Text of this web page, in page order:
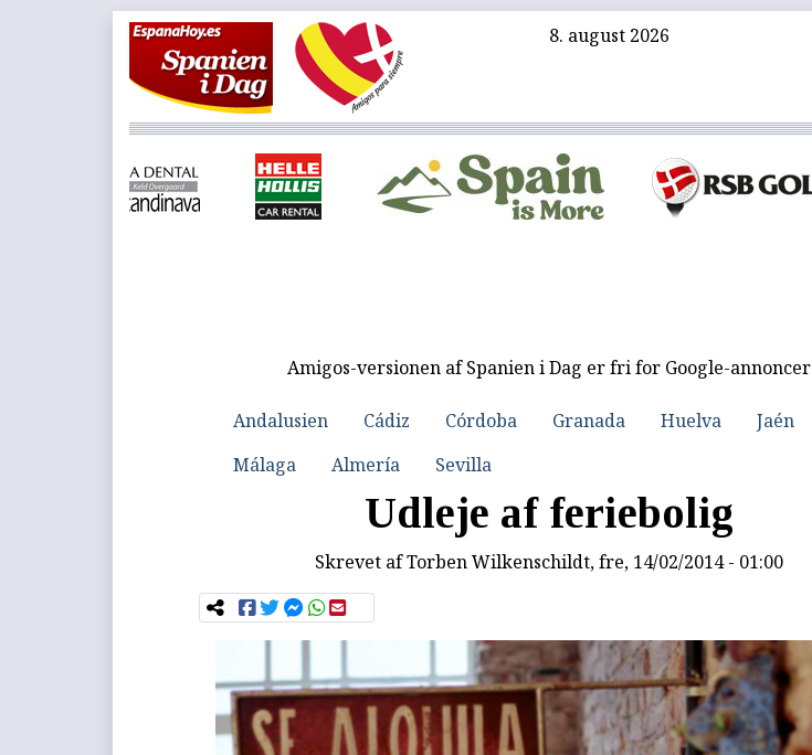
8. august 2026
Amigos-versionen af Spanien i Dag er fri for Google-annoncer
Andalusien Cádiz Córdoba Granada Huelva
Jaén
Málaga
Almería Sevilla
Udleje af feriebolig
Skrevet afTorben Wilkenschildt, fre, 14/02/2014 - 01:00